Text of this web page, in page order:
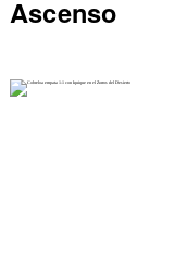
Ascenso